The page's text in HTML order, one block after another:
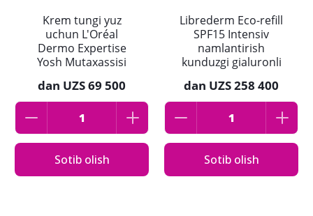
Krem tungi yuz
uchun L'Oréal
Dermo Expertise
Yosh Mutaxassisi
ajinlarga qarshi 50ml
dan UZS 69 500
Sotib olish
Librederm Eco-refill
SPF15 Intensiv
namlantirish
kunduzgi gialuronli
ta’sirchan teri uchun,
50 ml
dan UZS 258 400
Sotib olish